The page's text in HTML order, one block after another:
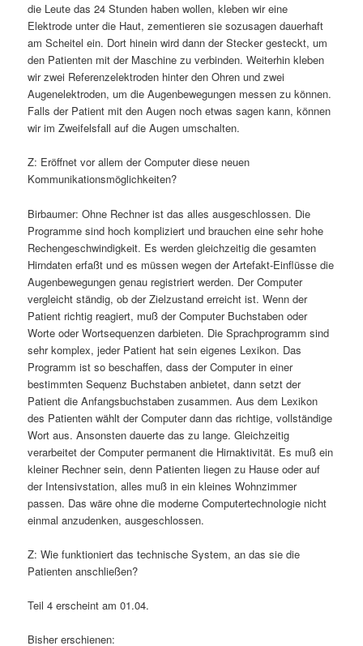
die Leute das 24 Stunden haben wollen, kleben wir eine
Elektrode unter die Haut, zementieren sie sozusagen dauerhaft
am Scheitel ein. Dort hinein wird dann der Stecker gesteckt, um
den Patienten mit der Maschine zu verbinden. Weiterhin kleben
wir zwei Referenzelektroden hinter den Ohren und zwei
Augenelektroden, um die Augenbewegungen messen zu können.
Falls der Patient mit den Augen noch etwas sagen kann, können
wir im Zweifelsfall auf die Augen umschalten.
Z: Eröffnet vor allem der Computer diese neuen
Kommunikationsmöglichkeiten?
Birbaumer: Ohne Rechner ist das alles ausgeschlossen. Die
Programme sind hoch kompliziert und brauchen eine sehr hohe
Rechengeschwindigkeit. Es werden gleichzeitig die gesamten
Hirndaten erfaßt und es müssen wegen der Artefakt-Einflüsse die
Augenbewegungen genau registriert werden. Der Computer
vergleicht ständig, ob der Zielzustand erreicht ist. Wenn der
Patient richtig reagiert, muß der Computer Buchstaben oder
Worte oder Wortsequenzen darbieten. Die Sprachprogramm sind
sehr komplex, jeder Patient hat sein eigenes Lexikon. Das
Programm ist so beschaffen, dass der Computer in einer
bestimmten Sequenz Buchstaben anbietet, dann setzt der
Patient die Anfangsbuchstaben zusammen. Aus dem Lexikon
des Patienten wählt der Computer dann das richtige, vollständige
Wort aus. Ansonsten dauerte das zu lange. Gleichzeitig
verarbeitet der Computer permanent die Hirnaktivität. Es muß ein
kleiner Rechner sein, denn Patienten liegen zu Hause oder auf
der Intensivstation, alles muß in ein kleines Wohnzimmer
passen. Das wäre ohne die moderne Computertechnologie nicht
einmal anzudenken, ausgeschlossen.
Z: Wie funktioniert das technische System, an das sie die
Patienten anschließen?
Teil 4 erscheint am 01.04.
Bisher erschienen: